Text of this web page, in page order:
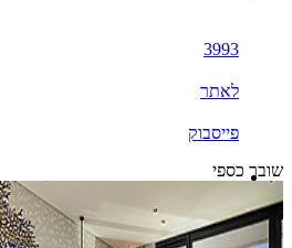
3993
לאתר
פייסבוק
שובר כספי